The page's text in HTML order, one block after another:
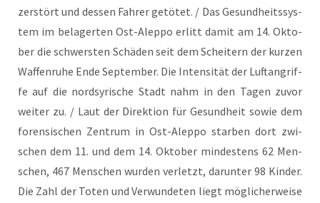
zer­stört und des­sen Fah­rer getö­tet. / Das Gesund­heits­sys­
tem im bela­ger­ten Ost-Alep­po erlitt damit am 14. Okto­
ber die schwers­ten Schä­den seit dem Schei­tern der kur­zen
Waf­fen­ru­he Ende Sep­tem­ber. Die Inten­si­tät der Luft­an­grif­
fe auf die nord­sy­ri­sche Stadt nahm in den Tagen zuvor
wei­ter zu. / Laut der Direk­ti­on für Gesund­heit sowie dem
foren­si­schen Zen­trum in Ost-Alep­po star­ben dort zwi­
schen dem 11. und dem 14. Okto­ber min­des­tens 62 Men­
schen, 467 Men­schen wur­den ver­letzt, dar­un­ter 98 Kin­der.
Die Zahl der Toten und Ver­wun­de­ten liegt mög­li­cher­wei­se